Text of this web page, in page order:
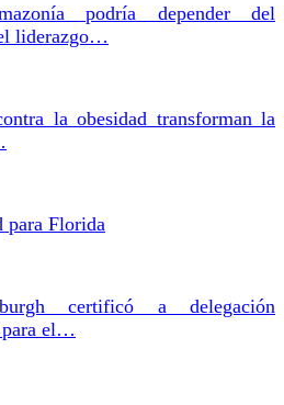
podría depender del
liderazgo…
la obesidad transforman la
para Florida
certificó a delegación
para el…